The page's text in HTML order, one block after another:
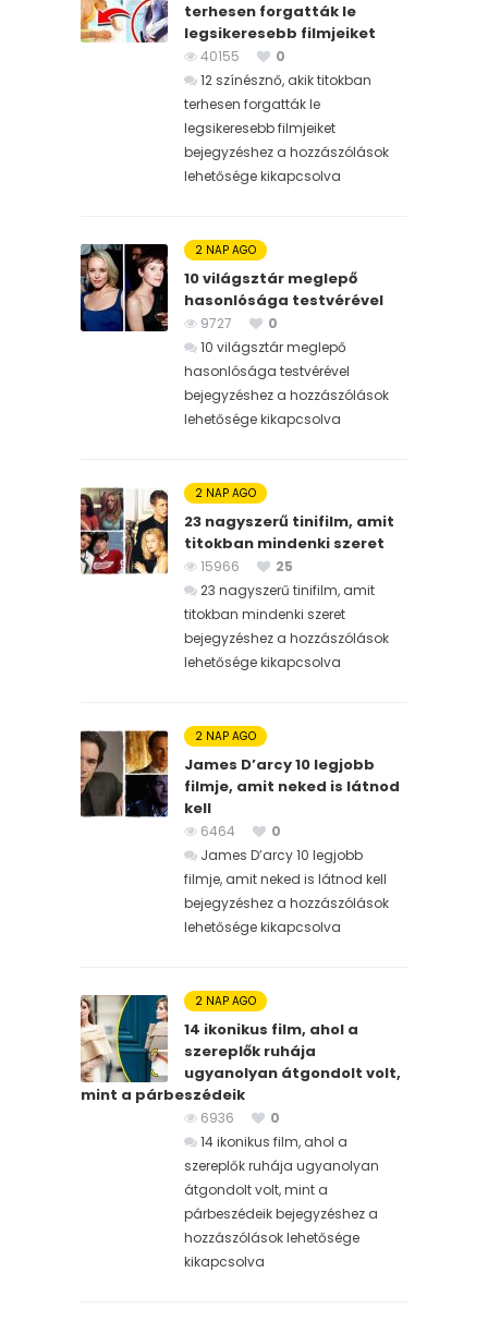
terhesen forgatták le
legsikeresebb filmjeiket
40155
0
12 színésznő, akik titokban
terhesen forgatták le
legsikeresebb filmjeiket
bejegyzéshez a hozzászólások
lehetősége kikapcsolva
2 NAP AGO
10 világsztár meglepő
hasonlósága testvérével
9727
0
10 világsztár meglepő
hasonlósága testvérével
bejegyzéshez a hozzászólások
lehetősége kikapcsolva
2 NAP AGO
23 nagyszerű tinifilm, amit
titokban mindenki szeret
15966
25
23 nagyszerű tinifilm, amit
titokban mindenki szeret
bejegyzéshez a hozzászólások
lehetősége kikapcsolva
2 NAP AGO
James D’arcy 10 legjobb
filmje, amit neked is látnod
kell
6464
0
James D’arcy 10 legjobb
filmje, amit neked is látnod kell
bejegyzéshez a hozzászólások
lehetősége kikapcsolva
2 NAP AGO
14 ikonikus film, ahol a
szereplők ruhája
ugyanolyan átgondolt volt,
mint a párbeszédeik
6936
0
14 ikonikus film, ahol a
szereplők ruhája ugyanolyan
átgondolt volt, mint a
párbeszédeik bejegyzéshez a
hozzászólások lehetősége
kikapcsolva